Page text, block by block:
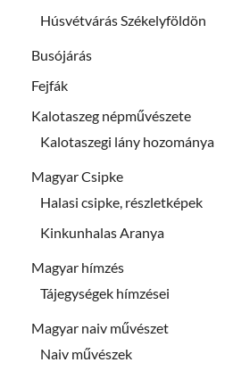
Húsvétvárás Székelyföldön
Busójárás
Fejfák
Kalotaszeg népművészete
Kalotaszegi lány hozománya
Magyar Csipke
Halasi csipke, részletképek
Kinkunhalas Aranya
Magyar hímzés
Tájegységek hímzései
Magyar naiv művészet
Naiv művészek